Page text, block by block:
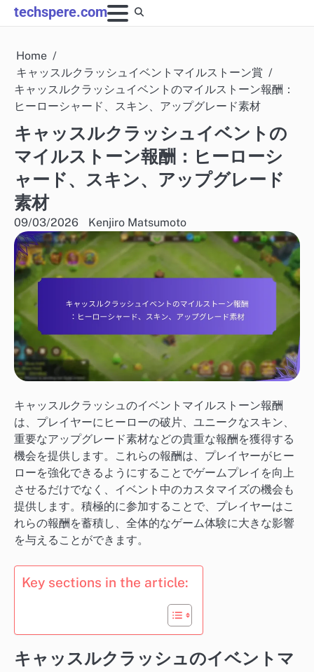
Skip
to
techspere.com
Home
キャッスルクラッシュイベントマイルストーン賞
キャッスルクラッシュイベントのマイルストーン報酬：
ヒーローシャード、スキン、アップグレード素材
キャッスルクラッシュイベントの
マイルストーン報酬：ヒーローシ
ャード、スキン、アップグレード
素材
09/03/2026 Kenjiro Matsumoto
キャッスルクラッシュのイベントマイルストーン報酬
は、プレイヤーにヒーローの破片、ユニークなスキン、
重要なアップグレード素材などの貴重な報酬を獲得する
機会を提供します。これらの報酬は、プレイヤーがヒー
ローを強化できるようにすることでゲームプレイを向上
させるだけでなく、イベント中のカスタマイズの機会も
提供します。積極的に参加することで、プレイヤーはこ
れらの報酬を蓄積し、全体的なゲーム体験に大きな影響
を与えることができます。
Key sections in the article:
キャッスルクラッシュのイベントマ